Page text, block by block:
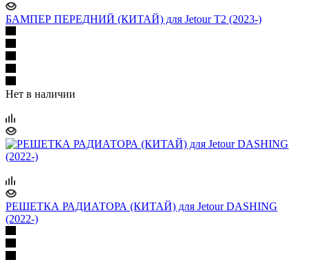
БАМПЕР ПЕРЕДНИЙ (КИТАЙ) для Jetour T2 (2023-)
Нет в наличии
РЕШЕТКА РАДИАТОРА (КИТАЙ) для Jetour DASHING
(2022-)